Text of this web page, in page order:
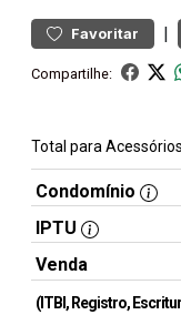
Favoritar |
Compartilhe:
Total para Acessórios
Condomínio
IPTU
Venda
(ITBI, Registro,